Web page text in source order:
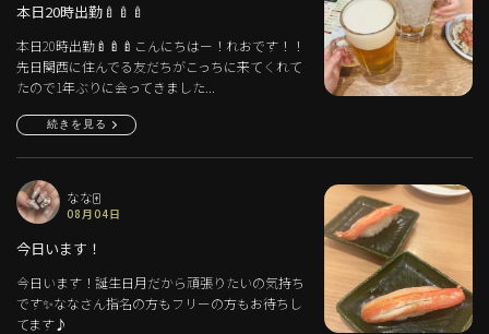
本日20時出勤🍼🍼🍼
本日20時出勤🍼🍼🍼こんにちはー！れおです！！
先日関西に住んでる友だちがこっちに来てくれて
たので1年ぶりに会ってきました...
続きを見る
なな🀄️
08月04日
今日います！
今日います！誕生日月だから頑張りたいの気持ち
です✨ななさん指名の方もフリーの方もお待ちし
てます♪